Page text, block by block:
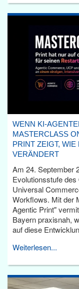
WENN KI-
MASTERCLASS
PRINT ZEIGT,
VERÄNDERT
Am 24. September
Evolutionsstufe
Universal
Workflows. Mit der
Agentic Print"
Bayern praxisnah,
auf diese
Weiterlesen...